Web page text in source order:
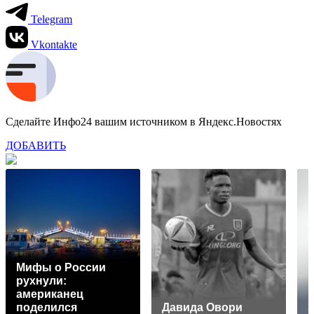
Telegram
Vkontakte
Сделайте Инфо24 вашим источником в Яндекс.Новостях
ДОБАВИТЬ
Мифы о России
рухнули:
американец
поделился
Давида Овори